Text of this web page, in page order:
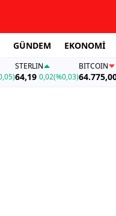
GÜNDEM EKONOMİ
STERLIN
64,19 0,02(%0,03)
BITCOIN